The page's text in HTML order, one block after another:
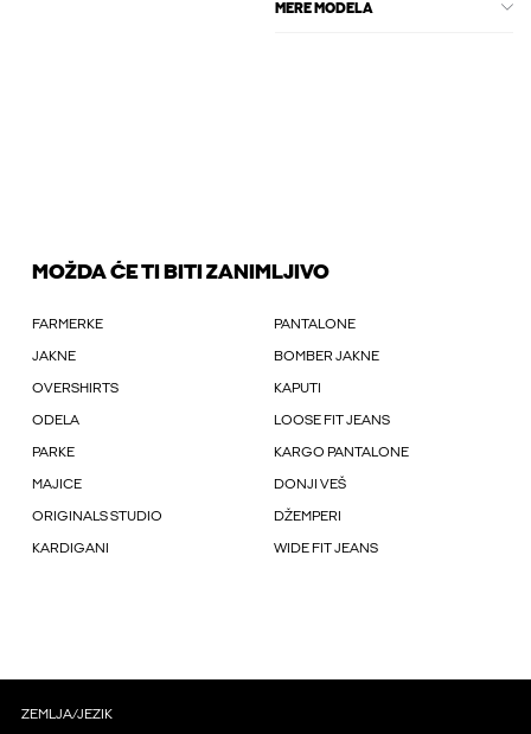
MERE MODELA
MOŽDA ĆE TI BITI ZANIMLJIVO
FARMERKE PANTALONE
JAKNE BOMBER JAKNE
OVERSHIRTS KAPUTI
ODELA LOOSE FIT JEANS
PARKE KARGO PANTALONE
MAJICE DONJI VEŠ
ORIGINALS STUDIO DŽEMPERI
KARDIGANI WIDE FIT JEANS
ZEMLJA/JEZIK